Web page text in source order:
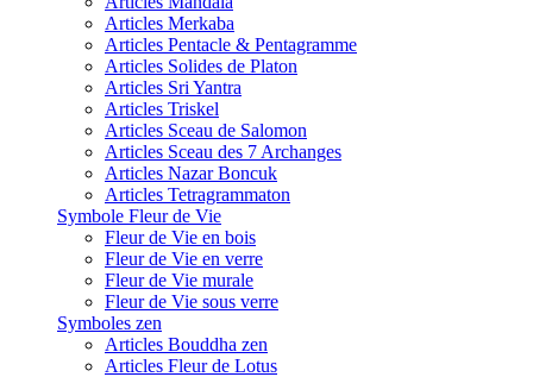
Articles Merkaba
Articles Pentacle & Pentagramme
Articles Solides de Platon
Articles Sri Yantra
Articles Triskel
Articles Sceau de Salomon
Articles Sceau des 7 Archanges
Articles Nazar Boncuk
Articles Tetragrammaton
Symbole Fleur de Vie
Fleur de Vie en bois
Fleur de Vie en verre
Fleur de Vie murale
Fleur de Vie sous verre
Symboles zen
Articles Bouddha zen
Articles Fleur de Lotus